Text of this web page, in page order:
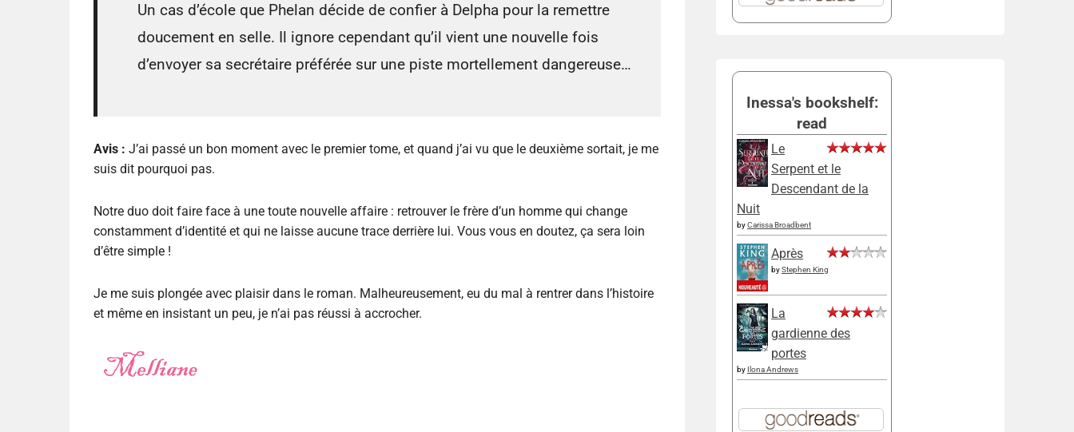
Un cas d’école que Phelan décide de confier à Delpha pour la remettre
doucement en selle. Il ignore cependant qu’il vient une nouvelle fois
d’envoyer sa secrétaire préférée sur une piste mortellement dangereuse…
Avis : J’ai passé un bon moment avec le premier tome, et quand j’ai vu que le deuxième sortait, je me
suis dit pourquoi pas.
Notre duo doit faire face à une toute nouvelle affaire : retrouver le frère d’un homme qui change
constamment d’identité et qui ne laisse aucune trace derrière lui. Vous vous en doutez, ça sera loin
d’être simple !
Je me suis plongée avec plaisir dans le roman. Malheureusement, eu du mal à rentrer dans l’histoire
et même en insistant un peu, je n’ai pas réussi à accrocher.
Inessa's bookshelf:
read
Le
Serpent et le
Descendant de la
Nuit
byCarissa Broadbent
Après
byStephen King
La
gardienne des
portes
by Ilona Andrews